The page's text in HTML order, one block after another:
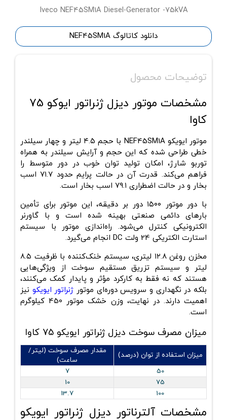
Iveco NEF45SM1A Diesel-Generator -75kVA
دانلود کاتالوگ NEF45SM1A
توضیحات محصول
مشخصات موتور دیزل ژنراتور ایوکو 75
کاوا
موتور ایویکوNEF45SM1A با حجم ۴.۵ لیتر
و چهار سیلندر
خطی طراحی شده که این حجم و آرایش سیلندر به همراه
توربو شارژ، امکان تولید توان خوب در دور متوسط را
فراهم می‌کند. قدرت آن در حالت پرایم حدود
۷۱.۷ اسب
بخار و در حالت اضطراری ۷۹.۱ اسب بخار
است.
با دور موتور ۱۵۰۰ دور بر دقیقه
، این موتور برای تأمین
بارهای دائمی صنعتی بهینه شده است و با گاورنر
الکترونیکی کنترل می‌شود. راه‌اندازی موتور با سیستم
استارت الکتریکی 24 ولت DC انجام می‌گیرد.
مخزن روغن ۱۲.۸ لیتری، سیستم خنک‌کننده با ظرفیت
۸.۵
لیتر
و سیستم تزریق مستقیم سوخت از ویژگی‌هایی
هستند که نه فقط به کارکرد مؤثر و پایدار کمک می‌کنند،
بلکه در نگهداری و سرویس دوره‌ای موتور ژنراتور ایویکو نیز
اهمیت دارند. در نهایت، وزن خشک موتور 450 کیلوگرم
است.
میزان مصرف سوخت دیزل ژنراتور ایویکو 75 کاوا
میزان استفاده از توان (درصد)
مقدار مصرف سوخت (لیتر/
ساعت)
50
7
75
10
100
13.7
مشخصات آلترناتور دیزل ژنراتور ایویکو